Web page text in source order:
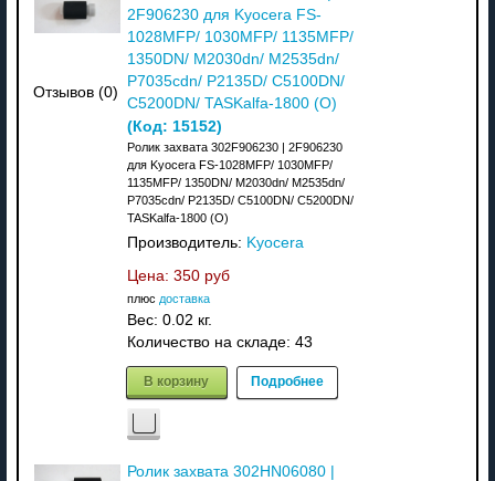
Отзывов (0)
2F906230 для Kyocera FS-
1028MFP/ 1030MFP/ 1135MFP/
1350DN/ M2030dn/ M2535dn/
P7035cdn/ P2135D/ C5100DN/
C5200DN/ TASKalfa-1800 (О)
(Код: 15152)
Ролик захвата 302F906230 | 2F906230
для Kyocera FS-1028MFP/ 1030MFP/
1135MFP/ 1350DN/ M2030dn/ M2535dn/
P7035cdn/ P2135D/ C5100DN/ C5200DN/
TASKalfa-1800 (О)
Производитель: Kyocera
Цена: 350 руб
плюс доставка
Вес: 0.02 кг.
Количество на складе: 43
В корзину Подробнее
Ролик захвата 302HN06080 |